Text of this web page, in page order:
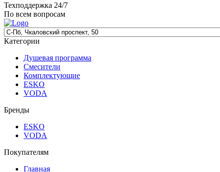
Техподдержка 24/7
По всем вопросам
Категории
Душевая программа
Смесители
Комплектующие
ESKO
VODA
Бренды
ESKO
VODA
Покупателям
Главная